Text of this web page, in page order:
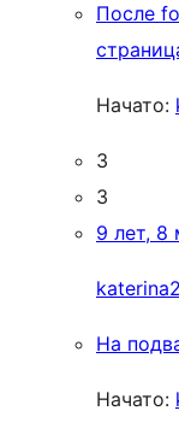
После
Начато:
3
3
9 лет, 8
На
Начато: